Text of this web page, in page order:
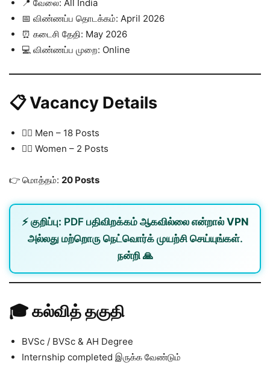
📍 வேலை: All India
📅 விண்ணப்ப தொடக்கம்: April 2026
⏰ கடைசி தேதி: May 2026
💻 விண்ணப்ப முறை: Online
📋 Vacancy Details
👨‍✈️ Men – 18 Posts
👩‍✈️ Women – 2 Posts
👉 மொத்தம்: 20 Posts
⚡ குறிப்பு: PDF பதிவிறக்கம் ஆகவில்லை என்றால் VPN
அல்லது மற்றொரு நெட்வொர்க்முயற்சி செய்யுங்கள்.
நன்றி 🙏
🎓 கல்வித் தகுதி
BVSc / BVSc & AH Degree
Internship completed இருக்க வேண்டும்